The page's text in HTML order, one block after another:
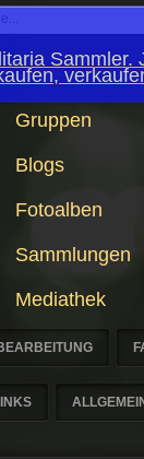
Gruppen
Blogs
Fotoalben
Sammlungen
Mediathek
Sammler.